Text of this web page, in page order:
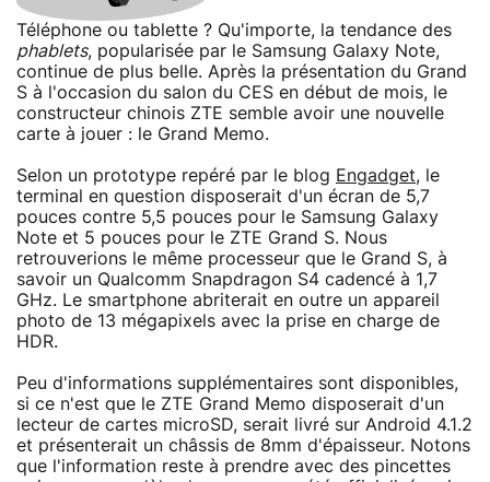
Téléphone ou tablette ? Qu'importe, la tendance des
phablets, popularisée par le Samsung Galaxy Note,
continue de plus belle. Après la présentation du Grand
S à l'occasion du salon du CES en début de mois, le
constructeur chinois ZTE semble avoir une nouvelle
carte à jouer : le Grand Memo.
Selon un prototype repéré par le blog Engadget, le
terminal en question disposerait d'un écran de 5,7
pouces contre 5,5 pouces pour le Samsung Galaxy
Note et 5 pouces pour le ZTE Grand S. Nous
retrouverions le même processeur que le Grand S, à
savoir un Qualcomm Snapdragon S4 cadencé à 1,7
GHz. Le smartphone abriterait en outre un appareil
photo de 13 mégapixels avec la prise en charge de
HDR.
Peu d'informations supplémentaires sont disponibles,
si ce n'est que le ZTE Grand Memo disposerait d'un
lecteur de cartes microSD, serait livré sur Android 4.1.2
et présenterait un châssis de 8mm d'épaisseur. Notons
que l'information reste à prendre avec des pincettes